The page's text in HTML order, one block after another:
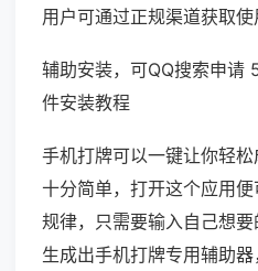
用户可通过正规渠道获取使
辅助安装，可QQ搜索申
件安装教程
手机打牌可以一键让你轻
十分简单，打开这个应用
规律，只需要输入自己想
生成出手机打牌专用辅助